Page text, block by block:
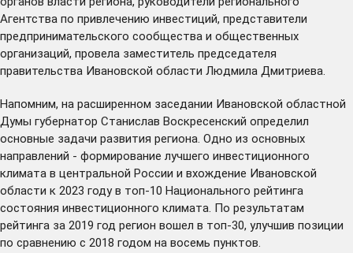
Агентства по привлечению инвестиций, представители
предпринимательского сообщества и общественных
организаций, провела заместитель председателя
правительства Ивановской области Людмила Дмитриева.
Напомним, на расширенном заседании Ивановской областной
Думы губернатор Станислав Воскресенский определил
основные задачи развития региона. Одно из основных
направлений - формирование лучшего инвестиционного
климата в центральной России и вхождение Ивановской
области к 2023 году в топ-10 Национального рейтинга
состояния инвестиционного климата. По результатам
рейтинга за 2019 год регион вошел в топ-30, улучшив позиции
по сравнению с 2018 годом на восемь пунктов.